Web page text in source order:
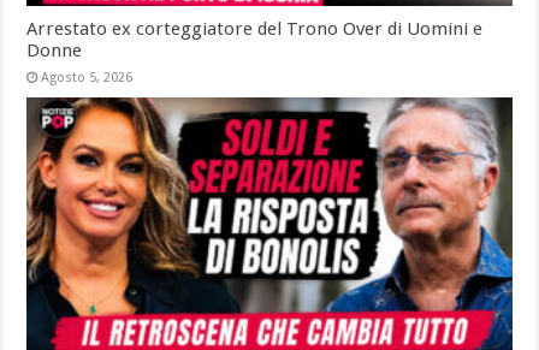
Arrestato ex corteggiatore del Trono Over di Uomini e
Donne
Agosto 5, 2026